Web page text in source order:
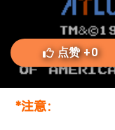
点赞+0
*注意：